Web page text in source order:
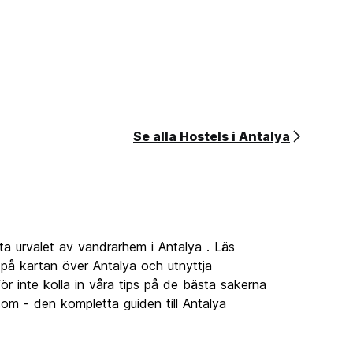
Se alla Hostels i Antalya
urvalet av vandrarhem i Antalya . Läs
kartan över Antalya och utnyttja
inte kolla in våra tips på de bästa sakerna
- den kompletta guiden till Antalya